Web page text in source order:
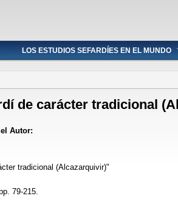
LOS ESTUDIOS SEFARDÍES EN EL MUNDO
aquí
de carácter tradicional
Autor:
tradicional (Alcazarquivir)"
79-215.